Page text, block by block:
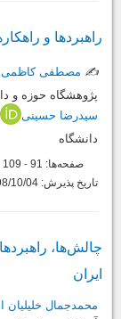
راهبردها و
✍️ مصطفی کاظمی
پژوهشگاه حوزه و
سیدرضا حسینی
دانشگاه
صفحه‌ها: 91
-
تاریخ پذیرش: 1398/10/04
چالش‌ها،
ایران
محمدجمال خلیلیان